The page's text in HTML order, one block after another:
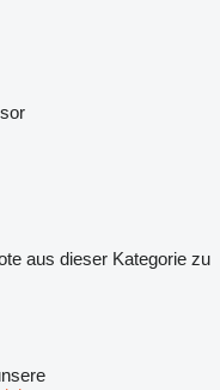
aus dieser Kategorie zu